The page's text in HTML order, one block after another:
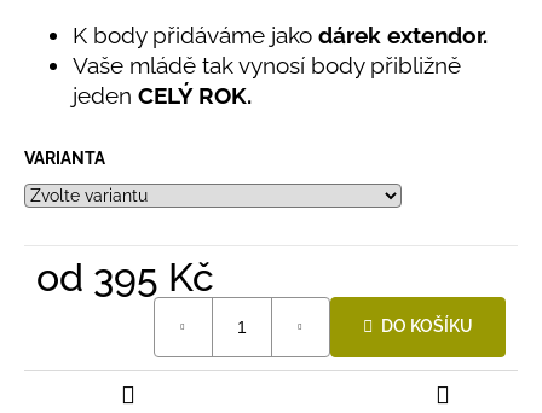
K body přidáváme jako dárek extendor.
Vaše mládě tak vynosí body přibližně
jeden CELÝ ROK.
VARIANTA
od 395 Kč
DO KOŠÍKU
BÍLÝ